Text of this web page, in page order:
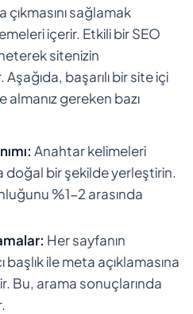
çıkmasını sağlamak
içerir. Etkili bir SEO
sitenizin
başarılı bir site içi
gereken bazı
Anahtar kelimeleri
doğal bir şekilde yerleştirin.
%1-2 arasında
Her sayfanın
başlık ile meta açıklamasına
Bu, arama sonuçlarında